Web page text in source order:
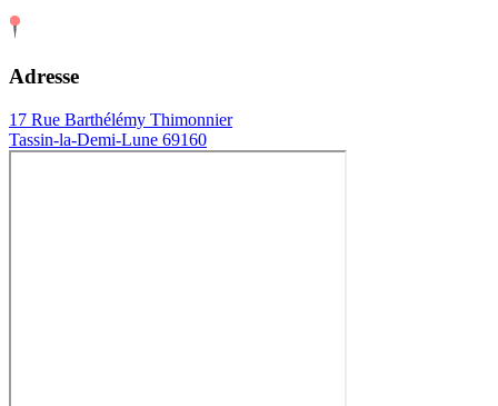
Adresse
17 Rue Barthélémy Thimonnier
Tassin-la-Demi-Lune 69160